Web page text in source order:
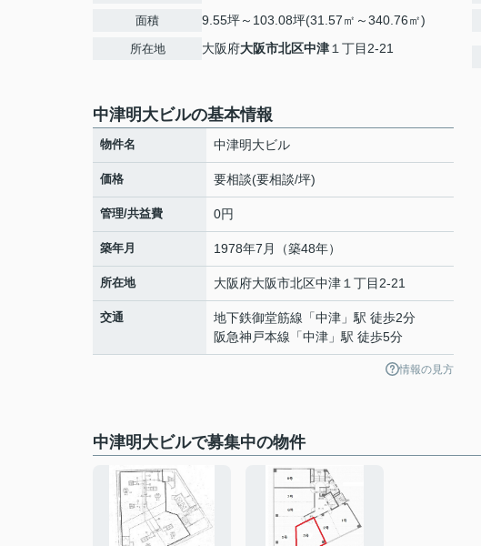
面積 9.55坪～103.08坪(31.57㎡～340.76㎡)
所在地 大阪府大阪市北区中津 １丁目2-21
中津明大ビルの基本情報
物件名 中津明大ビル
価格 要相談(要相談/坪)
管理/共益費 0円
築年月 1978年7月（築48年）
所在地 大阪府大阪市北区中津 １丁目2-21
交通 地下鉄御堂筋線 「中津 」駅 徒歩2分
阪急神戸本線 「中津 」駅 徒歩5分
情報の見方
中津明大ビルで募集中の物件